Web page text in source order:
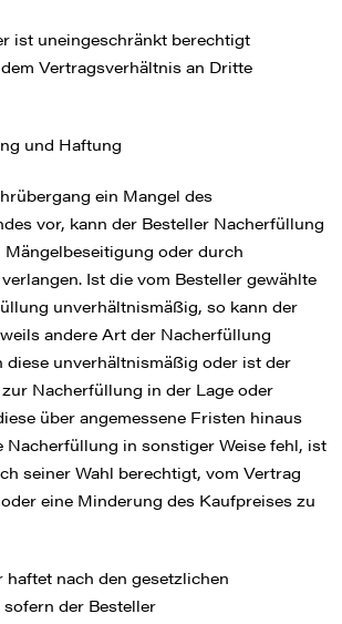
ist uneingeschränkt berechtigt
Vertragsverhältnis an Dritte
und Haftung
ein Mangel des
vor, kann der Besteller Nacherfüllung
oder durch
Ist die vom Besteller gewählte
unverhältnismäßig, so kann der
andere Art der Nacherfüllung
diese unverhältnismäßig oder ist der
Nacherfüllung in der Lage oder
über angemessene Fristen hinaus
Nacherfüllung in sonstiger Weise fehl, ist
seiner Wahl berechtigt, vom Vertrag
eine Minderung des Kaufpreises zu
haftet nach den gesetzlichen
der Besteller